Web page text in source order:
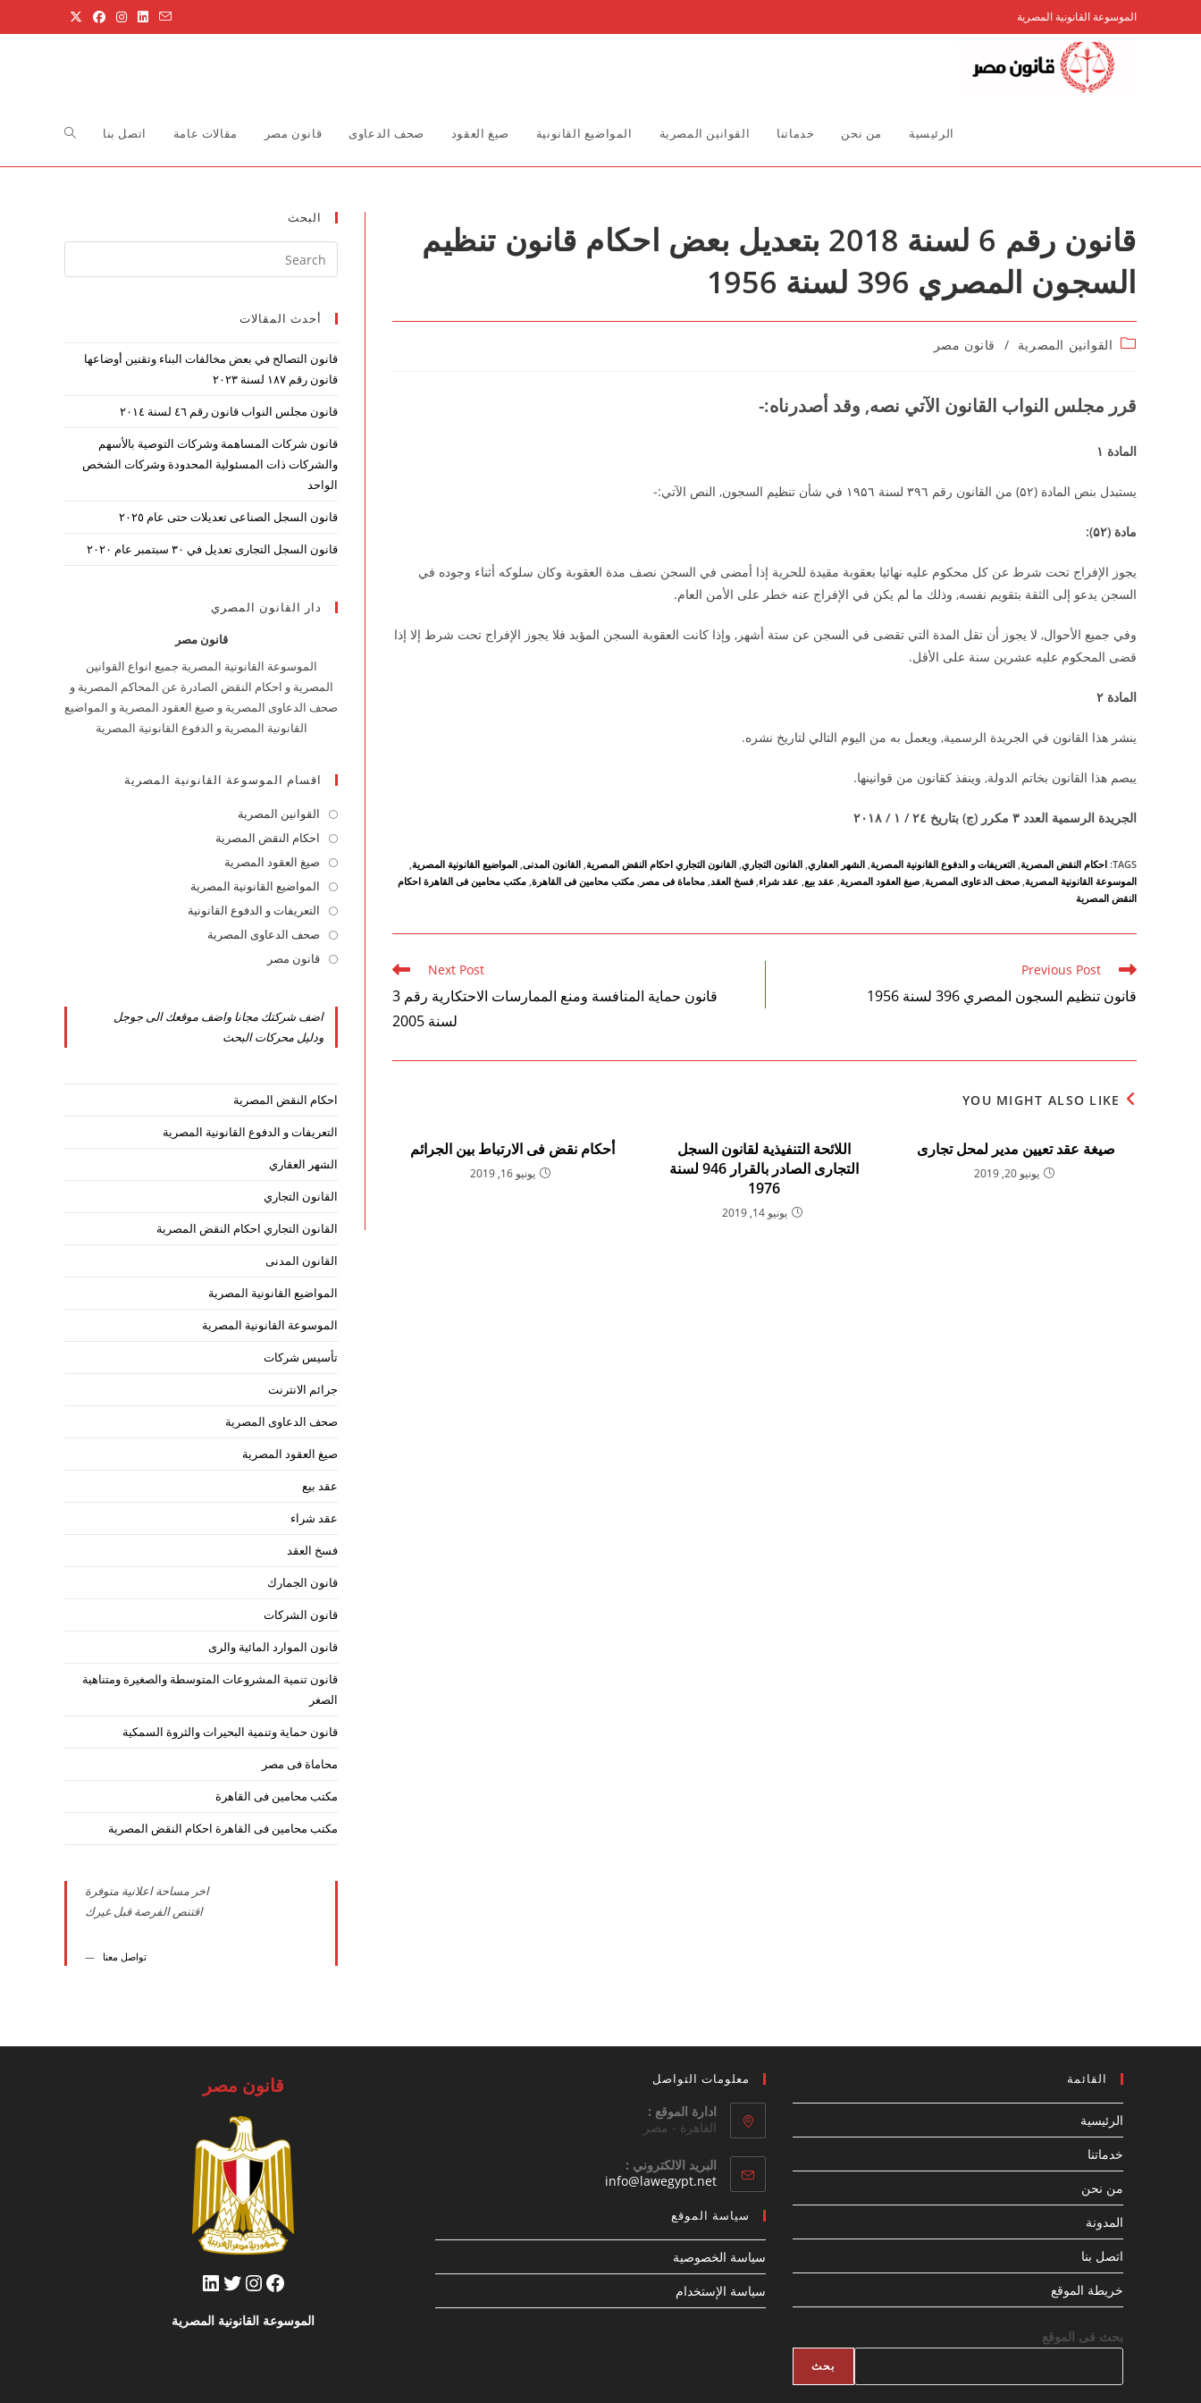
to
الموسوعة القانونية المصرية
الرئيسية من نحن خدماتنا القوانين المصرية المواضيع القانونية صيغ العقود صحف الدعاوى قانون مصر مقالات عامة اتصل بنا Toggle
قانون رقم 6 لسنة 2018 بتعديل بعض احكام قانون تنظيم
السجون المصري 396 لسنة 1956
Post
القوانين المصرية / قانون مصر
قرر مجلس النواب القانون الآتي نصه, وقد أصدرناه:-
المادة ۱
يستبدل بنص المادة (۵۲) من القانون رقم ۳۹٦ لسنة ۱۹۵٦ في شأن تنظيم السجون, النص الآتي:-
مادة (۵۲):
يجوز الإفراج تحت شرط عن كل محكوم عليه نهائيا بعقوبة مقيدة للحرية إذا أمضى في السجن نصف مدة العقوبة وكان سلوكه أثناء وجوده في
السجن يدعو إلى الثقة بتقويم نفسه, وذلك ما لم يكن في الإفراج عنه خطر على الأمن العام.
وفي جميع الأحوال, لا يجوز أن تقل المدة التي تقضى في السجن عن ستة أشهر, وإذا كانت العقوبة السجن المؤبد فلا يجوز الإفراج تحت شرط إلا إذا
قضى المحكوم عليه عشرين سنة على الأقل.
المادة ۲
ينشر هذا القانون في الجريدة الرسمية, ويعمل به من اليوم التالي لتاريخ نشره.
يبصم هذا القانون بخاتم الدولة, وينفذ كقانون من قوانينها.
الجريدة الرسمية العدد ۳ مكرر (ج) بتاريخ ۲٤ / ۱ / ۲۰۱۸
TAGS
: احكام النقض المصرية, التعريفات و الدفوع القانونية المصرية, الشهر العقاري, القانون التجاري, القانون التجاري احكام النقض المصرية, القانون المدنى, المواضيع القانونية المصرية,
الموسوعة القانونية المصرية, صحف الدعاوى المصرية, صيغ العقود المصرية, عقد بيع, عقد شراء, فسخ العقد, محاماة فى مصر , مكتب محامين فى القاهرة, مكتب محامين فى القاهرة احكام
النقض المصرية
Read
more
articles
Previous Post
قانون تنظيم السجون المصري 396 لسنة 1956
Next Post
قانون حماية المنافسة ومنع الممارسات الاحتكارية رقم 3
لسنة 2005
YOU MIGHT ALSO LIKE
أحكام نقض فى الارتباط بين الجرائم
يونيو 16, 2019
اللائحة التنفيذية لقانون السجل
التجارى الصادر بالقرار 946 لسنة
1976
يونيو 14, 2019
صيغة عقد تعيين مدير لمحل تجارى
يونيو 20, 2019
البحث
Escape
أحدث المقالات
قانون التصالح في بعض مخالفات البناء وتقنين أوضاعها
قانون رقم ۱۸۷ لسنة ۲۰۲۳
قانون مجلس النواب قانون رقم ٤٦ لسنة ٢٠١٤
قانون شركات المساهمة وشركات التوصية بالأسهم
والشركات ذات المسئولية المحدودة وشركات الشخص
الواحد
قانون السجل الصناعى تعديلات حتى عام ٢٠٢٥
قانون السجل التجارى تعديل في ٣٠ سبتمبر عام ٢٠٢٠
دار القانون المصري
قانون مصر
الموسوعة القانونية المصرية جميع انواع القوانين
المصرية و احكام النقض الصادرة عن المحاكم المصرية و
صحف الدعاوى المصرية و صيغ العقود المصرية و المواضيع
القانونية المصرية و الدفوع القانونية المصرية
اقسام الموسوعة القانونية المصرية
القوانين المصرية
in
a
new
tab
احكام النقض المصرية
a
new
صيغ العقود المصرية
in
a
new
المواضيع القانونية المصرية
inالتعريفات و الدفوع القانونية
صحف الدعاوى المصرية
tab
قانون مصر
new
tab
اضف شركتك مجانا واضف موقعك الى جوجل
ودليل محركات البحث
احكام النقض المصرية
التعريفات و الدفوع القانونية المصرية
الشهر العقاري
القانون التجاري
القانون التجاري احكام النقض المصرية
القانون المدنى
المواضيع القانونية المصرية
الموسوعة القانونية المصرية
تأسيس شركات
جرائم الانترنت
صحف الدعاوى المصرية
صيغ العقود المصرية
عقد بيع
عقد شراء
فسخ العقد
قانون الجمارك
قانون الشركات
قانون الموارد المائية والرى
قانون تنمية المشروعات المتوسطة والصغيرة ومتناهية
الصغر
قانون حماية وتنمية البحيرات والثروة السمكية
محاماة فى مصر
مكتب محامين فى القاهرة
مكتب محامين فى القاهرة احكام النقض المصرية
اخر مساحة اعلانية متوفرة
اقتنص الفرصة قبل غيرك
تواصل معنا
القائمة
الرئيسية
خدماتنا
من نحن
المدونة
اتصل بنا
خريطة الموقع
بحث فى الموقع
بحث
معلومات التواصل
ادارة الموقع :
القاهرة - مصر
البريد الالكتروني :
info@lawegypt.net
Opens
سياسة الموقع
سياسة الخصوصية
سياسة الإستخدام
قانون مصر
فيسبوكإنستجرام
تويتر لينكد إن
الموسوعة القانونية المصرية